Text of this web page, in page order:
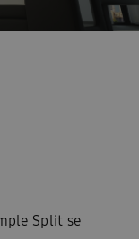
Split se